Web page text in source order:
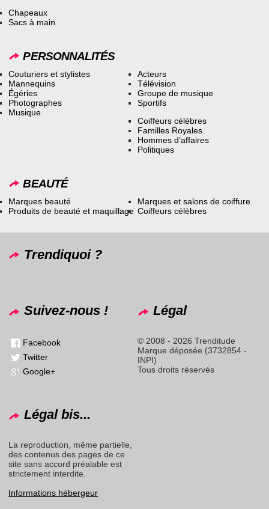
Chapeaux
Sacs à main
PERSONNALITÉS
Couturiers et stylistes
Mannequins
Égéries
Photographes
Musique
Acteurs
Télévision
Groupe de musique
Sportifs
Coiffeurs célèbres
Familles Royales
Hommes d’affaires
Politiques
BEAUTÉ
Marques beauté
Produits de beauté et maquillage
Marques et salons de coiffure
Coiffeurs célèbres
Trendiquoi ?
Suivez-nous !
Facebook
Twitter
Google+
Légal
© 2008 - 2026 Trenditude
Marque déposée (3732854 -
INPI)
Tous droits réservés
Légal bis...
La reproduction, même partielle,
des contenus des pages de ce
site sans accord préalable est
strictement interdite.
Informations hébergeur